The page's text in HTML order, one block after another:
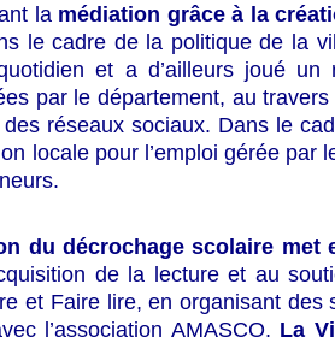
la médiation grâce à la
le cadre de la politique de la
et a d’ailleurs joué un
par le département, au
réseaux sociaux. Dans le
locale pour l’emploi gérée
du décrochage scolaire
de la lecture et au
et Faire lire, en organisant
l’association AMASCO. La